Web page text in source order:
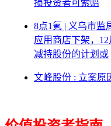
损投资者可索赔
8点1氪 | 义乌市监
应用商店下架，
减持股份的计划或
文峰股份 : 立案原